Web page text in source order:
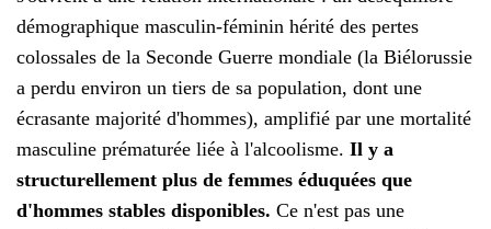
démographique masculin-féminin hérité des pertes
colossales de la Seconde Guerre mondiale (la Biélorussie
a perdu environ un tiers de sa population, dont une
écrasante majorité d'hommes), amplifié par une mortalité
masculine prématurée liée à l'alcoolisme. Il y a
structurellement plus de femmes éduquées que
d'hommes stables disponibles. Ce n'est pas une